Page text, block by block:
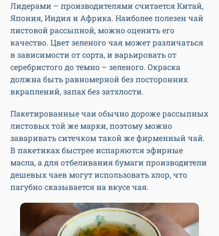
Лидерами – производителями считается Китай,
Япония, Индия и Африка. Наиболее полезен чай
листовой рассыпной, можно оценить его
качество. Цвет зеленого чая может различаться
в зависимости от сорта, и варьировать от
серебристого до темно – зеленого. Окраска
должна быть равномерной без посторонних
вкраплений, запах без затхлости.
Пакетированные чаи обычно дороже рассыпных
листовых той же марки, поэтому можно
заваривать ситечком такой же фирменный чай.
В пакетиках быстрее испаряются эфирные
масла, а для отбеливания бумаги производители
дешевых чаев могут использовать хлор, что
пагубно сказывается на вкусе чая.